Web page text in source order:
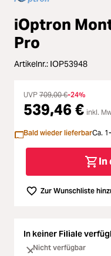
Licht &
Ferngläser
Second
iOptron
Pro
Artikelnr.: IOP53948
UVP 709,00 €-24%
539,46 € inkl.
Bald wieder lieferbarCa.
In
Zur Wunschliste
In keiner Filiale
Nicht verfügbar